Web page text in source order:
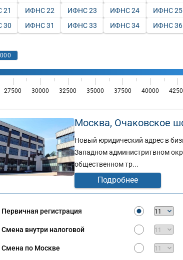
21
ИФНС 22 ИФНС 23 ИФНС 24 ИФНС 25
30
ИФНС 31 ИФНС 33 ИФНС 34 ИФНС 36
Москва, Очаковское
Новый юридический адрес в
Западном администритвном
общественном тр...
Подробнее
Первичная регистрация
Смена внутри налоговой
Смена по Москве